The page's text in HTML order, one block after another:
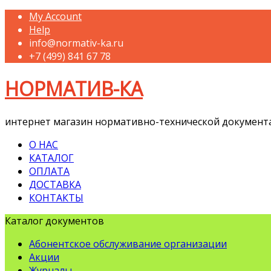
My Account
Help
info@normativ-ka.ru
+7 (499) 841 67 78
НОРМАТИВ-КА
интернет магазин нормативно-технической
О НАС
КАТАЛОГ
ОПЛАТА
ДОСТАВКА
КОНТАКТЫ
Каталог документов
Абонентское обслуживание организации
Акции